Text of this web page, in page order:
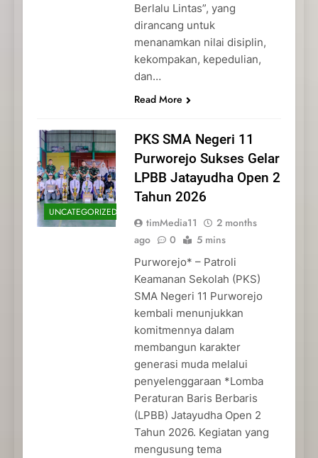
Berlalu Lintas”, yang
dirancang untuk
menanamkan nilai disiplin,
kekompakan, kepedulian,
dan…
Read More
UNCATEGORIZED
PKS SMA Negeri 11
Purworejo Sukses Gelar
LPBB Jatayudha Open 2
Tahun 2026
timMedia11
2 months
ago
0 5 mins
Purworejo* – Patroli
Keamanan Sekolah (PKS)
SMA Negeri 11 Purworejo
kembali menunjukkan
komitmennya dalam
membangun karakter
generasi muda melalui
penyelenggaraan *Lomba
Peraturan Baris Berbaris
(LPBB) Jatayudha Open 2
Tahun 2026. Kegiatan yang
mengusung tema